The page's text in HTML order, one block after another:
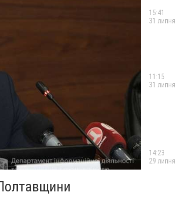
15:41
31 липня
11:15
31 липня
14:23
29 липня